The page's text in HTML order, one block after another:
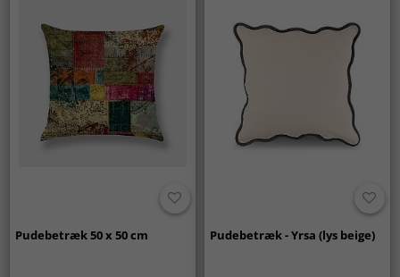
Pudebetræk 50 x 50 cm Pudebetræk - Yrsa (lys beige)